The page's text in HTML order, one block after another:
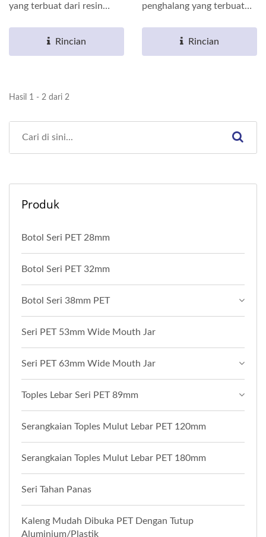
yang terbuat dari resin
Rincian
penghalang yang terbuat
Rincian
Hasil 1 - 2 dari 2
Produk
Botol Seri PET 28mm
Botol Seri PET 32mm
Botol Seri 38mm PET
Seri PET 53mm Wide Mouth Jar
Seri PET 63mm Wide Mouth Jar
Toples Lebar Seri PET 89mm
Serangkaian Toples Mulut Lebar PET 120mm
Serangkaian Toples Mulut Lebar PET 180mm
Seri Tahan Panas
Kaleng Mudah Dibuka PET Dengan Tutup
Aluminium/Plastik